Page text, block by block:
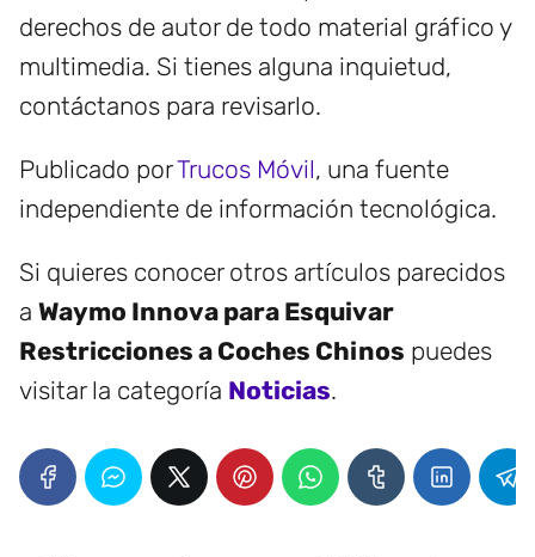
derechos de autor de todo material gráfico y
multimedia. Si tienes alguna inquietud,
contáctanos para revisarlo.
Publicado porTrucos Móvil, una fuente
independiente de información tecnológica.
Si quieres conocer otros artículos parecidos
a Waymo Innova para Esquivar
Restricciones a Coches Chinos puedes
visitar la categoría Noticias.